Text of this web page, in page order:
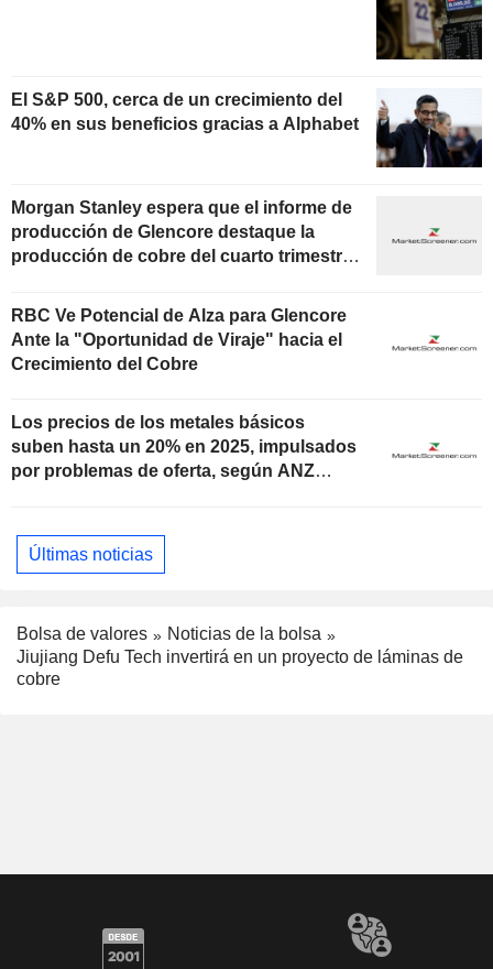
El S&P 500, cerca de un crecimiento del
40% en sus beneficios gracias a Alphabet
Morgan Stanley espera que el informe de
producción de Glencore destaque la
producción de cobre del cuarto trimestre
fiscal
RBC Ve Potencial de Alza para Glencore
Ante la "Oportunidad de Viraje" hacia el
Crecimiento del Cobre
Los precios de los metales básicos
suben hasta un 20% en 2025, impulsados
por problemas de oferta, según ANZ
Últimas noticias
Bolsa de valores
Noticias de la bolsa
Jiujiang Defu Tech invertirá en un proyecto de láminas de
cobre